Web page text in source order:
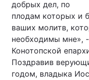
Спорт
Техно і зв'язок
Зброя
Здоров'я
добрых дел, по
плодам которых и
ваших молитв,
необходимы мне»,
Конотопской
Поздравив
годом, владыка